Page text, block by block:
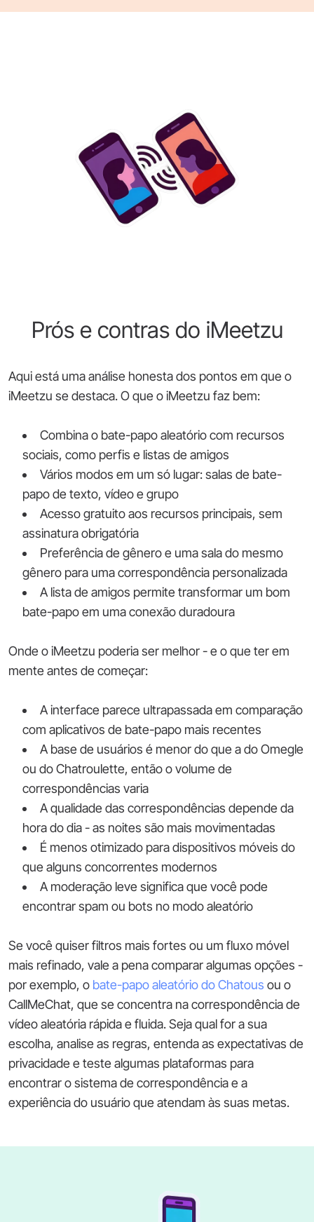
Prós e contras do iMeetzu
Aqui está uma análise honesta dos pontos em que o
iMeetzu se destaca. O que o iMeetzu faz bem:
Combina o bate-papo aleatório com recursos
sociais, como perfis e listas de amigos
Vários modos em um só lugar: salas de bate-
papo de texto, vídeo e grupo
Acesso gratuito aos recursos principais, sem
assinatura obrigatória
Preferência de gênero e uma sala do mesmo
gênero para uma correspondência personalizada
A lista de amigos permite transformar um bom
bate-papo em uma conexão duradoura
Onde o iMeetzu poderia ser melhor - e o que ter em
mente antes de começar:
A interface parece ultrapassada em comparação
com aplicativos de bate-papo mais recentes
A base de usuários é menor do que a do Omegle
ou do Chatroulette, então o volume de
correspondências varia
A qualidade das correspondências depende da
hora do dia - as noites são mais movimentadas
É menos otimizado para dispositivos móveis do
que alguns concorrentes modernos
A moderação leve significa que você pode
encontrar spam ou bots no modo aleatório
Se você quiser filtros mais fortes ou um fluxo móvel
mais refinado, vale a pena comparar algumas opções -
por exemplo, o bate-papo aleatório do Chatous ou o
CallMeChat, que se concentra na correspondência de
vídeo aleatória rápida e fluida. Seja qual for a sua
escolha, analise as regras, entenda as expectativas de
privacidade e teste algumas plataformas para
encontrar o sistema de correspondência e a
experiência do usuário que atendam às suas metas.